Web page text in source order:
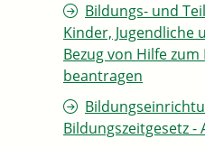
Bildungs- und
Kinder, Jugendliche
Bezug von Hilfe
beantragen
Bildungszeitgesetz